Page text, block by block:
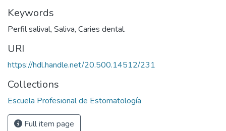
Keywords
Perfil salival, Saliva, Caries dental.
URI
https://hdl.handle.net/20.500.14512/231
Collections
Escuela Profesional de Estomatología
Full item page